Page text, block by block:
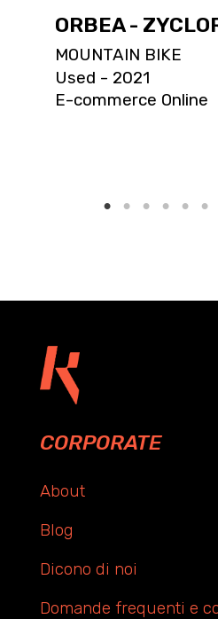
ORBEA -
MOUNTAIN BIKE
Used - 2021
E-commerce Online
CORPORATE
About
Blog
Dicono di noi
Domande frequenti e